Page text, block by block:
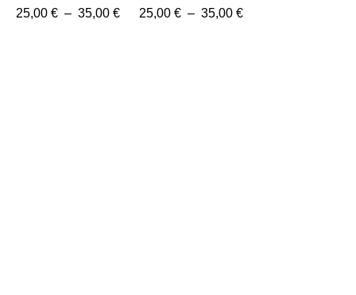
25,00 € – 35,00 € 25,00 € – 35,00 €